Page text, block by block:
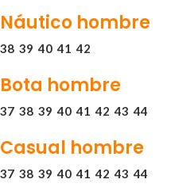
Náutico hombre
38 39 40 41 42
Bota hombre
37 38 39 40 41 42 43 44
Casual hombre
37 38 39 40 41 42 43 44